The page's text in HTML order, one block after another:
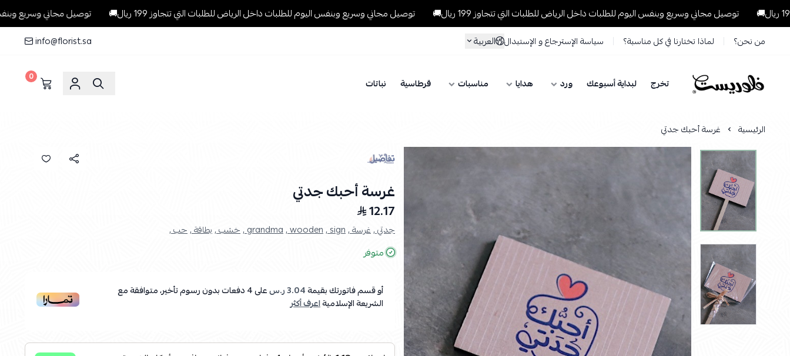
توصيل مجاني وسريع وبنفس اليوم للطلبات داخل الرياض للطلبات التي تتجاوز 199 ريال🚚 توصيل مجاني وسريع وبنفس اليوم للطلبات داخل الرياض للطلبات التي تتجاوز 199 ريال🚚 توصيل مجاني وسريع وبنفس اليوم
من نحن؟ لماذا تختارنا في كل مناسبة؟ سياسة الإسترجاع و الإستبدال العربية info@florist.sa
فلوريست Florist تخرج لبداية أسبوعك ورد هدايا مناسبات قرطاسية نباتات 0
الرئيسية غرسة أحبك جدتي
غرسة أحبك جدتي
12.17
جدتي ,غرسة ,sign ,
wooden ,
grandma , خشب ,بطاقة ,حب ,
متوفر
أو قسم فاتورتك بقيمة3.04 ر.س على4دفعات بدون رسوم تأخير، متوافقة مع
الشريعة الإسلاميةاعرف أكثر